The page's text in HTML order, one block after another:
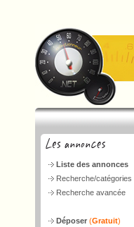
Liste des annonces
Recherche/catégories
Recherche avancée
Déposer (Gratuit)